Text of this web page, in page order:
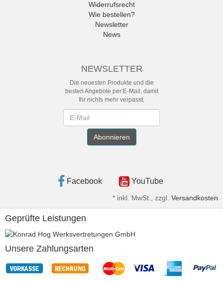
Widerrufsrecht
Wie bestellen?
Newsletter
News
NEWSLETTER
Die neuesten Produkte und die
besten Angebote per E-Mail, damit
Ihr nichts mehr verpasst.
Abonnieren
Facebook YouTube
* inkl. MwSt., zzgl. Versandkosten
Geprüfte Leistungen
Unsere Zahlungsarten